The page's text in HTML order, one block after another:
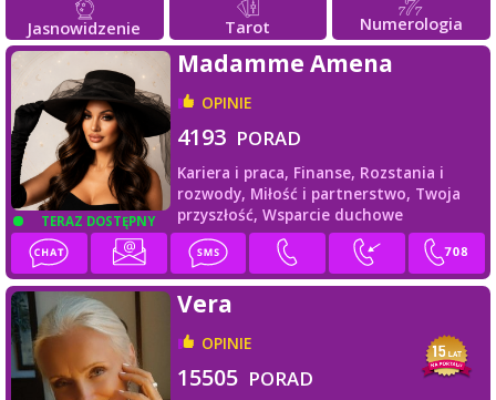
Jasnowidzenie Tarot Numerologia
TERAZ DOSTĘPNY
Madamme Amena
OPINIE
4193 PORAD
Kariera i praca, Finanse, Rozstania i
rozwody, Miłość i partnerstwo, Twoja
przyszłość, Wsparcie duchowe
Vera
OPINIE
15505 PORAD